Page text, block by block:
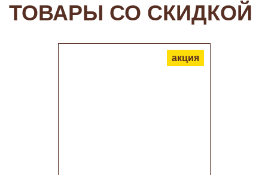
ТОВАРЫ СО СКИДКОЙ
акция